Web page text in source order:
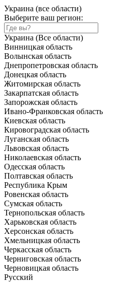
Украина (все области)
Выберите ваш регион:
Украина (Все области)
Винницкая область
Волынская область
Днепропетровская область
Донецкая область
Житомирская область
Закарпатская область
Запорожская область
Ивано-Франковская область
Киевская область
Кировоградская область
Луганская область
Львовская область
Николаевская область
Одесская область
Полтавская область
Республика Крым
Ровенская область
Сумская область
Тернопольская область
Харьковская область
Херсонская область
Хмельницкая область
Черкасская область
Черниговская область
Черновицкая область
Русский